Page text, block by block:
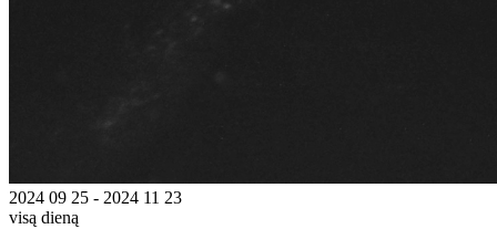
2024 09 25 - 2024 11 23
visą dieną